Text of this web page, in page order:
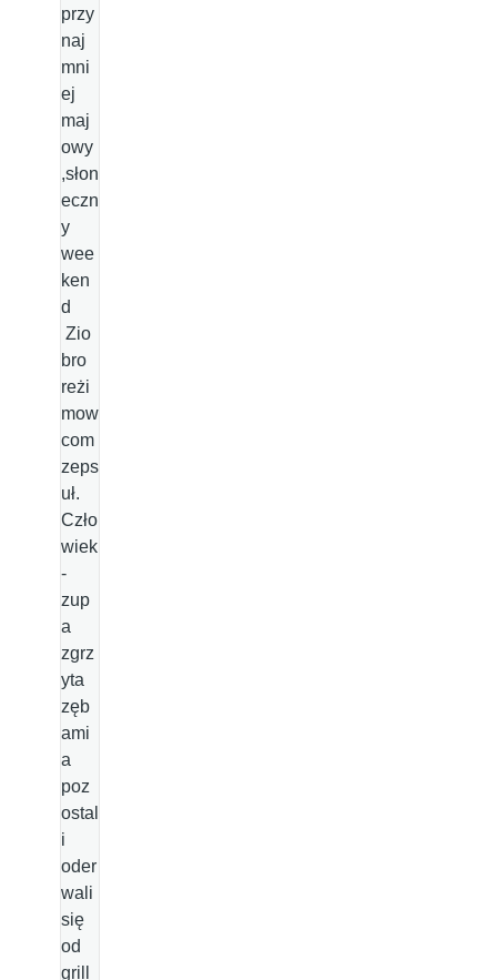
przy
naj
mni
ej
maj
owy
,słon
eczn
y
wee
ken
d
Zio
bro
reżi
mow
com
zeps
uł.
Czło
wiek
-
zup
a
zgrz
yta
zęb
ami
a
poz
ostal
i
oder
wali
się
od
grill